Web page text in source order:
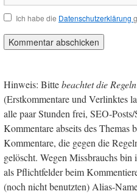
Ich habe die Datenschutzerklärung
Hinweis: Bittebeachtet die Regeln
(Erstkommentare und Verlinktes
alle paar Stunden frei, SEO-
Kommentare abseits des Themas
Kommentare, die gegen die
gelöscht. Wegen Missbrauchs
als Pflichtfelder beim
(noch nicht benutzten) Alias-